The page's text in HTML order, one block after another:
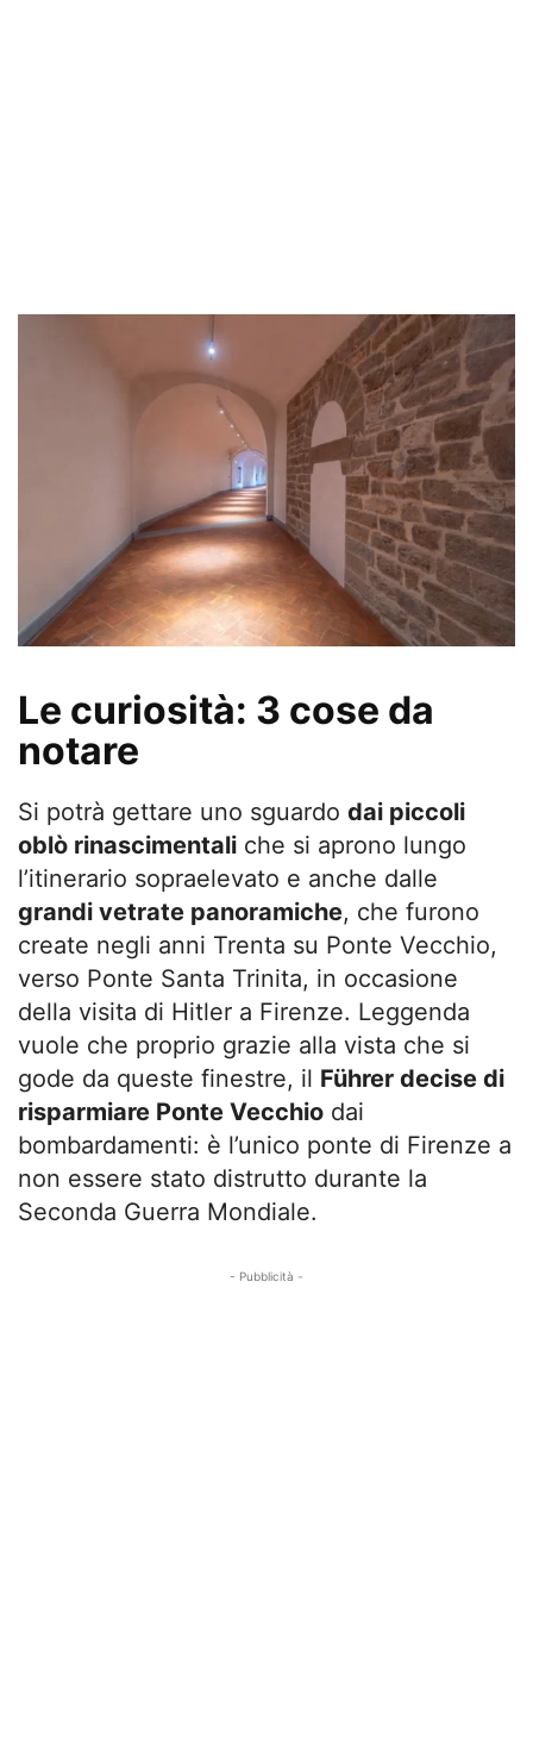
Le curiosità: 3 cose da
notare
Si potrà gettare uno sguardo dai piccoli
oblò rinascimentali che si aprono lungo
l’itinerario sopraelevato e anche dalle
grandi vetrate panoramiche, che furono
create negli anni Trenta su Ponte Vecchio,
verso Ponte Santa Trinita, in occasione
della visita di Hitler a Firenze. Leggenda
vuole che proprio grazie alla vista che si
gode da queste finestre, il Führer decise di
risparmiare Ponte Vecchio dai
bombardamenti: è l’unico ponte di Firenze a
non essere stato distrutto durante la
Seconda Guerra Mondiale.
- Pubblicità -